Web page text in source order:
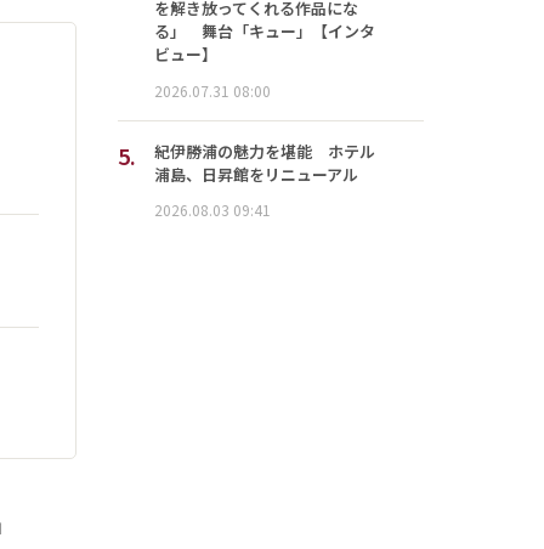
を解き放ってくれる作品にな
る」 舞台「キュー」【インタ
ビュー】
2026.07.31 08:00
5.
紀伊勝浦の魅力を堪能 ホテル
浦島、日昇館をリニューアル
2026.08.03 09:41